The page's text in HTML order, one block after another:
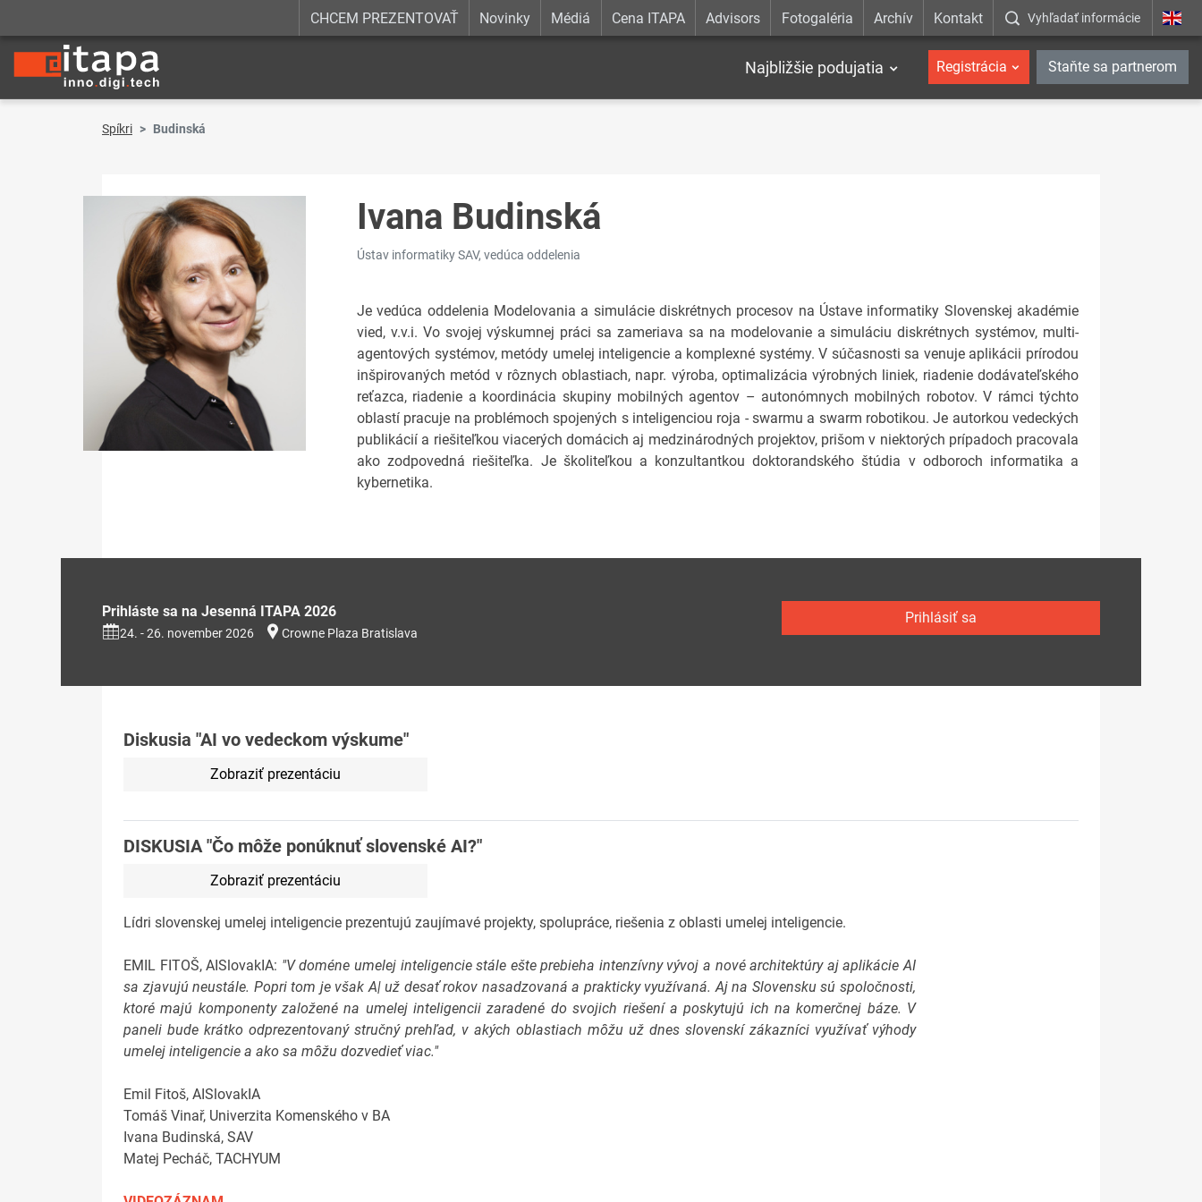
CHCEM PREZENTOVAŤ Novinky Médiá Cena ITAPA Advisors Fotogaléria Archív Kontakt Vyhľadať informácie
Najbližšie podujatia Registrácia Staňte sa partnerom
Spíkri Budinská
Ivana Budinská
Ústav informatiky SAV, vedúca oddelenia
Je vedúca oddelenia Modelovania a simulácie diskrétnych procesov na Ústave informatiky Slovenskej akadémie
vied, v.v.i. Vo svojej výskumnej práci sa zameriava sa na modelovanie a simuláciu diskrétnych systémov, multi-
agentových systémov, metódy umelej inteligencie a komplexné systémy. V súčasnosti sa venuje aplikácii prírodou
inšpirovaných metód v rôznych oblastiach, napr. výroba, optimalizácia výrobných liniek, riadenie dodávateľského
reťazca, riadenie a koordinácia skupiny mobilných agentov – autonómnych mobilných robotov. V rámci týchto
oblastí pracuje na problémoch spojených s inteligenciou roja - swarmu a swarm robotikou. Je autorkou vedeckých
publikácií a riešiteľkou viacerých domácich aj medzinárodných projektov, prišom v niektorých prípadoch pracovala
ako zodpovedná riešiteľka. Je školiteľkou a konzultantkou doktorandského štúdia v odboroch informatika a
kybernetika.
Prihláste sa na Jesenná ITAPA 2026
24. - 26. november 2026 Crowne Plaza Bratislava
Prihlásiť sa
Diskusia "AI vo vedeckom výskume"
Zobraziť prezentáciu
DISKUSIA "Čo môže ponúknuť slovenské AI?"
Zobraziť prezentáciu
Lídri slovenskej umelej inteligencie prezentujú zaujímavé projekty, spolupráce, riešenia z oblasti umelej inteligencie.
EMIL FITOŠ, AISlovakIA: "V doméne umelej inteligencie stále ešte prebieha intenzívny vývoj a nové architektúry aj aplikácie AI
sa zjavujú neustále. Popri tom je však A| už desať rokov nasadzovaná a prakticky využívaná. Aj na Slovensku sú spoločnosti,
ktoré majú komponenty založené na umelej inteligencii zaradené do svojich riešení a poskytujú ich na komerčnej báze. V
paneli bude krátko odprezentovaný stručný prehľad, v akých oblastiach môžu už dnes slovenskí zákazníci využívať výhody
umelej inteligencie a ako sa môžu dozvedieť viac."
Emil Fitoš, AISlovakIA
Tomáš Vinař, Univerzita Komenského v BA
Ivana Budinská, SAV
Matej Pecháč, TACHYUM